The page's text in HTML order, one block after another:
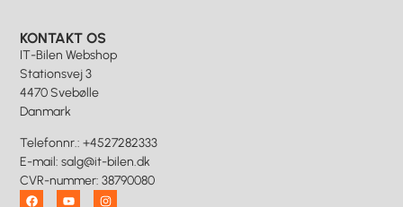
KONTAKT OS
IT-Bilen Webshop
Stationsvej 3
4470 Svebølle
Danmark
Telefonnr.: +4527282333
E-mail:salg@it-bilen.dk
CVR-nummer: 38790080